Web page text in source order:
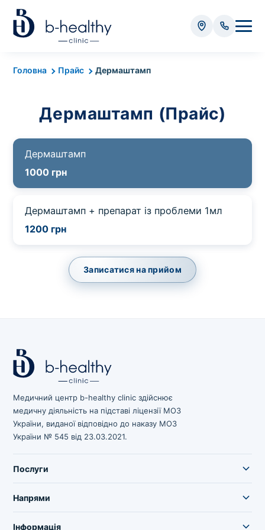
Головна Прайс Дермаштамп
Дермаштамп (Прайс)
Дермаштамп
1000 грн
Дермаштамп + препарат із проблеми 1мл
1200 грн
Записатися на прийом
Медичний центр b-healthy clinic здійснює
медичну діяльність на підставі ліцензії МОЗ
України, виданої відповідно до наказу МОЗ
України № 545 від 23.03.2021.
Послуги
Напрями
Інформація
Аналізи
Вартість забору крові - 50 грн
Вартість забору біоматеріалу (крім крові) - від
35 грн
Всього: 0
потрібний. Виняток становлять мазки та
зіскрібки. Взяття біоматеріалу для них
виконує лікар – необхідийзапис до фахівця
Ваше ім'я*
Номер телефону